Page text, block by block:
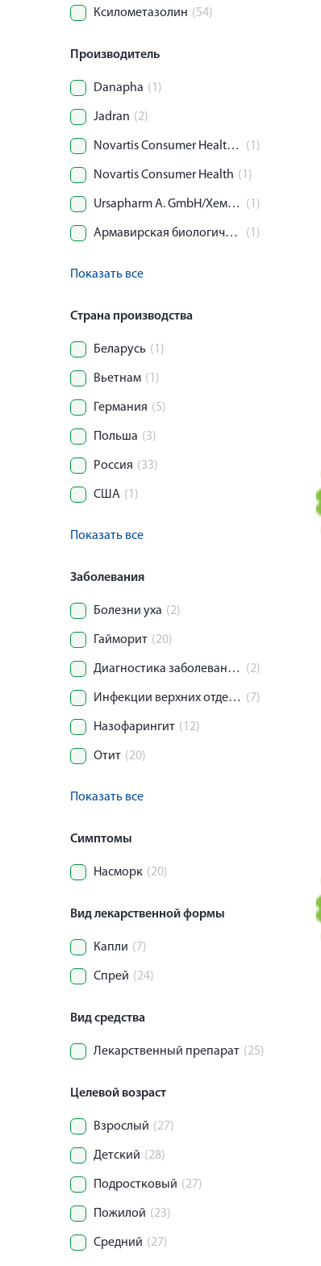
Ксилометазолин (54)
Производитель
Danapha (1)
Jadran (2)
Novartis Consumer Health/Хелеон КХ САРЛ (1)
Novartis Consumer Health (1)
Ursapharm A. GmbH/Хемомонт D.O.O./Штада Арцнаймиттель АГ (1)
Армавирская биологическая ф-ка ФГУП (1)
Показать все
Страна производства
Беларусь (1)
Вьетнам (1)
Германия (5)
Польша (3)
Россия (33)
США (1)
Показать все
Заболевания
Болезни уха (2)
Гайморит (20)
Диагностика заболеваний органов дыхания (2)
Инфекции верхних отделов дыхательных путей (7)
Назофарингит (12)
Отит (20)
Показать все
Симптомы
Насморк (20)
Вид лекарственной формы
Капли (7)
Спрей (24)
Вид средства
Лекарственный препарат (25)
Целевой возраст
Взрослый (27)
Детский (28)
Подростковый (27)
Пожилой (23)
Средний (27)